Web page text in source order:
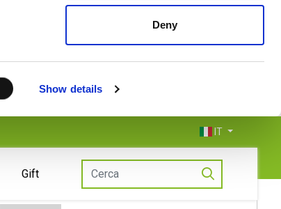
Show details
Deny
IT
Gift